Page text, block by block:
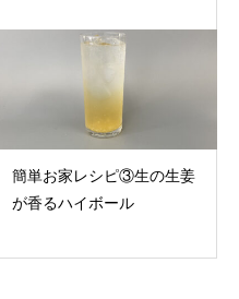
簡単お家レシピ③生の生姜
が香るハイボール